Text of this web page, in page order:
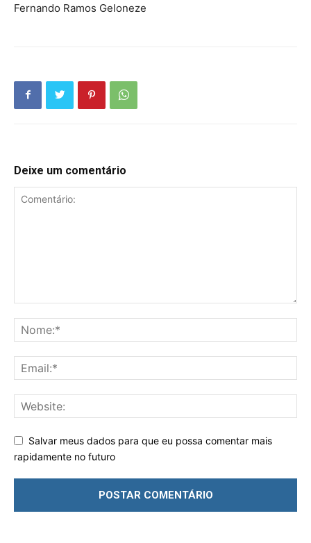
Fernando Ramos Geloneze
Deixe um comentário
Salvar meus dados para que eu possa comentar mais
rapidamente no futuro